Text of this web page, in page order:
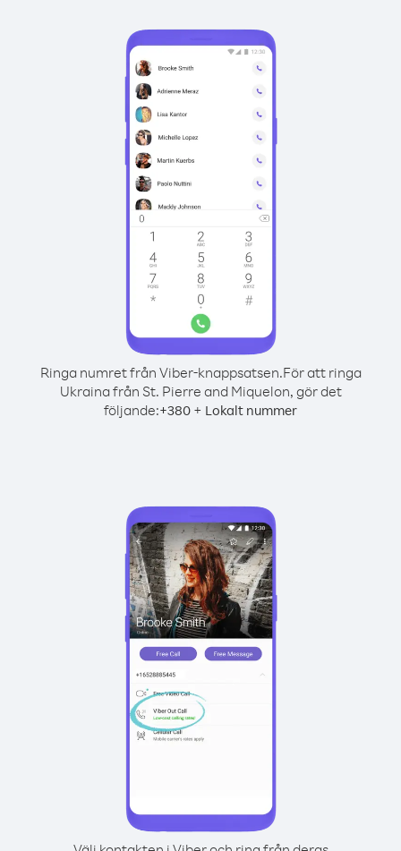
Ringa numret från Viber-knappsatsen.För att ringa
Ukraina från St. Pierre and Miquelon, gör det
följande:+380 + Lokalt nummer